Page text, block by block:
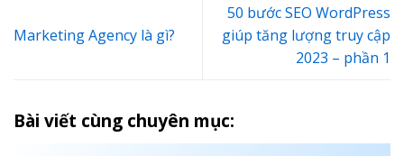
Marketing Agency là gì?
50 bước SEO WordPress
giúp tăng lượng truy cập
2023 – phần 1
Bài viết cùng chuyên mục: